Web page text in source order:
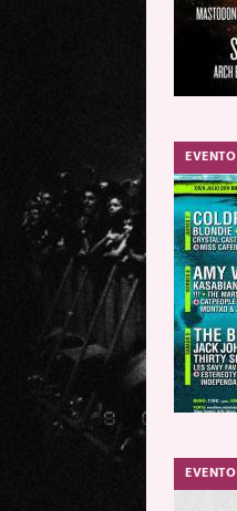
EVENTO
EVENTO